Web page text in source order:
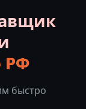
РФ
быстро